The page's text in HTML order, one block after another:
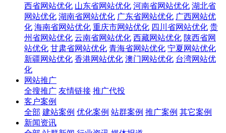
西省网站优化 山东省网站优化 河南省网站优化 湖北省
网站优化 湖南省网站优化 广东省网站优化 广西网站优
化 海南省网站优化 重庆市网站优化 四川省网站优化 贵
州省网站优化 云南省网站优化 西藏网站优化 陕西省网
站优化 甘肃省网站优化 青海省网站优化 宁夏网站优化
新疆网站优化 香港网站优化 澳门网站优化 台湾网站优
化
网站推广
全搜推广 友情链接 推广代投
客户案例
全部 建站案例 优化案例 站群案例 推广案例 其它案例
新闻资讯